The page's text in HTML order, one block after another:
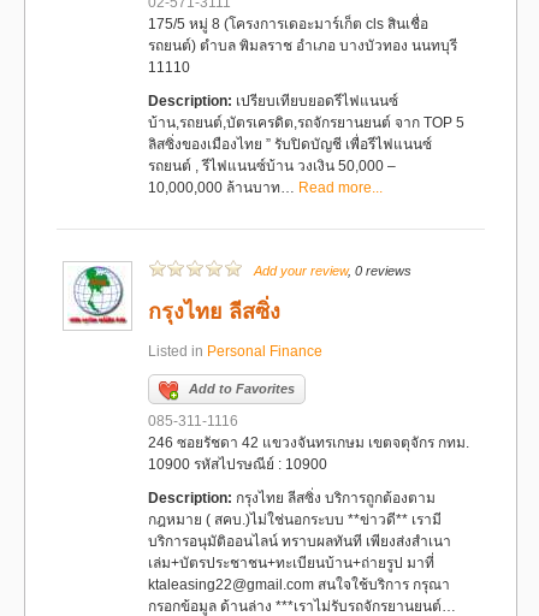
175/5 หมู่ 8 (โครงการเดอะมาร์เก็ต cls สินเชื่อ
รถยนต์) ตำบล พิมลราช อำเภอ บางบัวทอง นนทบุรี
11110
Description: เปรียบเทียบยอดรีไฟแนนซ์
บ้าน,รถยนต์,บัตรเครดิต,รถจักรยานยนต์ จาก TOP 5
ลิสซิ่งของเมืองไทย ” รับปิดบัญชี เพื่อรีไฟแนนซ์
รถยนต์ , รีไฟแนนซ์บ้าน วงเงิน 50,000 –
10,000,000 ล้านบาท… Read more...
Add your review, 0 reviews
กรุงไทย ลีสซิ่ง
Listed in Personal Finance
Add to Favorites
085-311-1116
246 ซอยรัชดา 42 แขวงจันทรเกษม เขตจตุจักร กทม.
10900 รหัสไปรษณีย์ : 10900
Description: กรุงไทย ลีสซิ่ง บริการถูกต้องตาม
กฎหมาย ( สคบ.)ไม่ใช่นอกระบบ **ข่าวดี** เรามี
บริการอนุมัติออนไลน์ ทราบผลทันที เพียงส่งสำเนา
เล่ม+บัตรประชาชน+ทะเบียนบ้าน+ถ่ายรูป มาที่
ktaleasing22@gmail.com สนใจใช้บริการ กรุณา
กรอกข้อมูล ด้านล่าง ***เราไม่รับรถจักรยานยนต์…